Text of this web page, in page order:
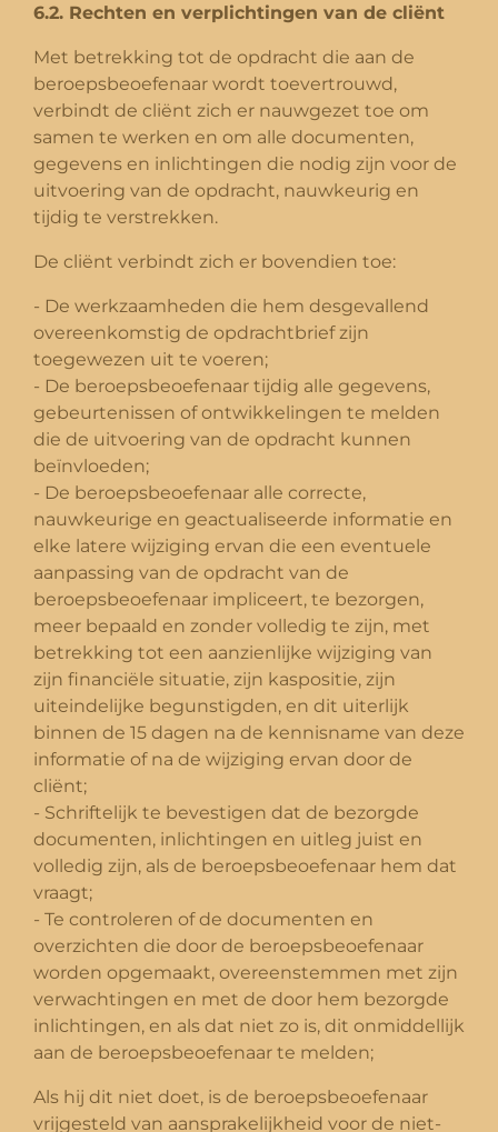
6.2. Rechten en verplichtingen van de cliënt
Met betrekking tot de opdracht die aan de
beroepsbeoefenaar wordt toevertrouwd,
verbindt de cliënt zich er nauwgezet toe om
samen te werken en om alle documenten,
gegevens en inlichtingen die nodig zijn voor de
uitvoering van de opdracht, nauwkeurig en
tijdig te verstrekken.
De cliënt verbindt zich er bovendien toe:
- De werkzaamheden die hem desgevallend
overeenkomstig de opdrachtbrief zijn
toegewezen uit te voeren;
- De beroepsbeoefenaar tijdig alle gegevens,
gebeurtenissen of ontwikkelingen te melden
die de uitvoering van de opdracht kunnen
beïnvloeden;
- De beroepsbeoefenaar alle correcte,
nauwkeurige en geactualiseerde informatie en
elke latere wijziging ervan die een eventuele
aanpassing van de opdracht van de
beroepsbeoefenaar impliceert, te bezorgen,
meer bepaald en zonder volledig te zijn, met
betrekking tot een aanzienlijke wijziging van
zijn financiële situatie, zijn kaspositie, zijn
uiteindelijke begunstigden, en dit uiterlijk
binnen de 15 dagen na de kennisname van deze
informatie of na de wijziging ervan door de
cliënt;
- Schriftelijk te bevestigen dat de bezorgde
documenten, inlichtingen en uitleg juist en
volledig zijn, als de beroepsbeoefenaar hem dat
vraagt;
- Te controleren of de documenten en
overzichten die door de beroepsbeoefenaar
worden opgemaakt, overeenstemmen met zijn
verwachtingen en met de door hem bezorgde
inlichtingen, en als dat niet zo is, dit onmiddellijk
aan de beroepsbeoefenaar te melden;
Als hij dit niet doet, is de beroepsbeoefenaar
vrijgesteld van aansprakelijkheid voor de niet-